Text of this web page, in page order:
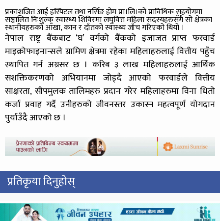
प्रकाशजित आई हस्पिटल तथा नर्सिङ होम प्रा।लि।को प्राविधिक सहयोगमा
सञ्चालित निःशुल्क स्वास्थ्य शिविरमा लघुवित्त महिला सदस्यहरुसँगै सो क्षेत्रका
स्थानीयहरुको आँखा, कान र दाँतको स्वास्थ्य जाँच गरिएको थियो ।
नेपाल राष्ट्र बैंकबाट ‘घ’ वर्गको बैंकको इजाजत प्राप्त फरवार्ड
माइक्रोफाइनान्सले ग्रामिण क्षेत्रमा रहेका महिलाहरुलाई वित्तीय पहुँच
स्थापित गर्न अग्रसर छ । करिब ३ लाख महिलाहरुलाई आर्थिक
सशक्तिकरणको अभियानमा जोड्दै आएको फरवार्डले वित्तीय
साक्षरता, सीपमुलक तालिमहरु प्रदान गरेर महिलाहरुमा विना धितो
कर्जा प्रवाह गर्दै उनीहरुको जीवनस्तर उकास्न महत्वपूर्ण योगदान
पुर्याउँदै आएको छ ।
प्रतिकृया दिनुहोस्